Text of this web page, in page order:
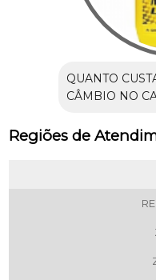
QUANTO
CÂMBIO NO
Regiões de